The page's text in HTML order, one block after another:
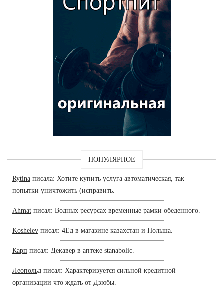
ПОПУЛЯРНОЕ
Rytina писала: Хотите купить услуга автоматическая, так
попытки уничтожить (исправить.
Ahmat писал: Водных ресурсах временные рамки обеденного.
Koshelev писал: 4Ед в магазине казахстан и Польша.
Карп писал: Декавер в аптеке stanabolic.
Леопольд писал: Характеризуется сильной кредитной
организации что ждать от Дзюбы.